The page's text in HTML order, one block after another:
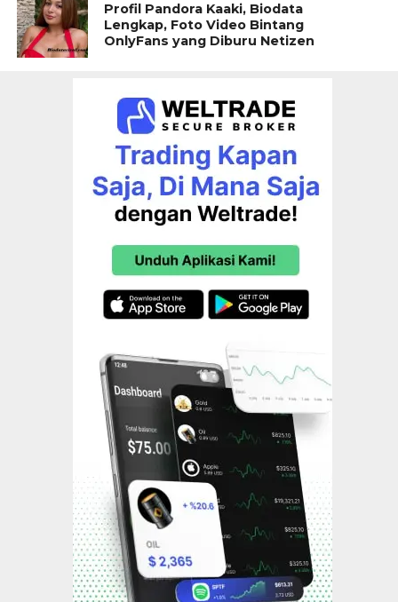
Profil Pandora Kaaki, Biodata
Lengkap, Foto Video Bintang
OnlyFans yang Diburu Netizen